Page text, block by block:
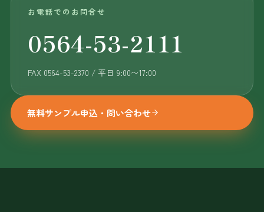
お電話でのお問合せ
0564-53-2111
FAX 0564-53-2370 / 平日 9:00〜17:00
無料サンプル申込・問い合わせ